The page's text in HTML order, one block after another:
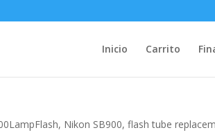
Inicio Carrito
Nikon SB900, flash tube